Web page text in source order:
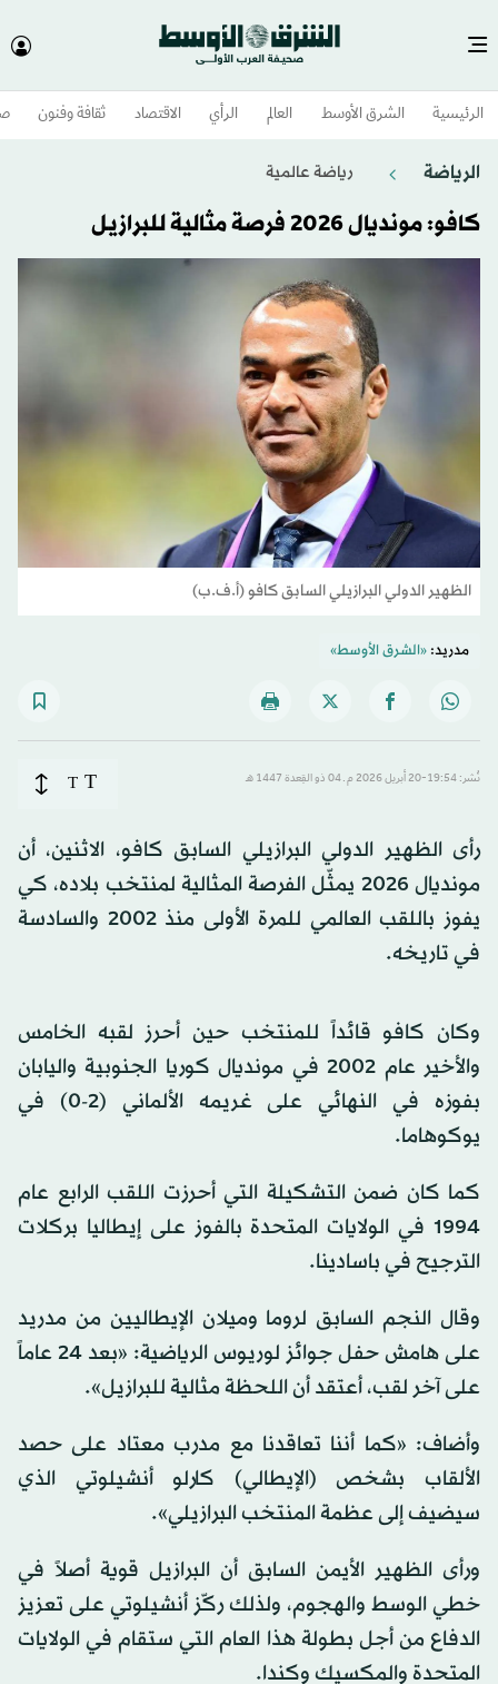
الرئيسية الشرق الأوسط​ العالم الرأي الاقتصاد ثقافة وفنون
الرياضة رياضة عالمية
كافو: مونديال 2026 فرصة مثالية للبرازيل
الظهير الدولي البرازيلي السابق كافو (أ.ف.ب)
مدريد:«الشرق الأوسط»
نُشر: 19:54-20 أبريل 2026 م ـ 04 ذو القِعدة 1447 هـ T
T
رأى الظهير الدولي البرازيلي السابق كافو، الاثنين، أن
مونديال 2026 يمثّل الفرصة المثالية لمنتخب بلاده، كي
يفوز باللقب العالمي للمرة الأولى منذ 2002 والسادسة
في تاريخه.
وكان كافو قائداً للمنتخب حين أحرز لقبه الخامس
والأخير عام 2002 في مونديال كوريا الجنوبية واليابان
بفوزه في النهائي على غريمه الألماني (2-0) في
يوكوهاما.
كما كان ضمن التشكيلة التي أحرزت اللقب الرابع عام
1994 في الولايات المتحدة بالفوز على إيطاليا بركلات
الترجيح في باسادينا.
وقال النجم السابق لروما وميلان الإيطاليين من مدريد
على هامش حفل جوائز لوريوس الرياضية: «بعد 24 عاماً
على آخر لقب، أعتقد أن اللحظة مثالية للبرازيل».
وأضاف: «كما أننا تعاقدنا مع مدرب معتاد على حصد
الألقاب بشخص (الإيطالي) كارلو أنشيلوتي الذي
سيضيف إلى عظمة المنتخب البرازيلي».
ورأى الظهير الأيمن السابق أن البرازيل قوية أصلاً في
خطي الوسط والهجوم، ولذلك ركّز أنشيلوتي على تعزيز
الدفاع من أجل بطولة هذا العام التي ستقام في الولايات
المتحدة والمكسيك وكندا.